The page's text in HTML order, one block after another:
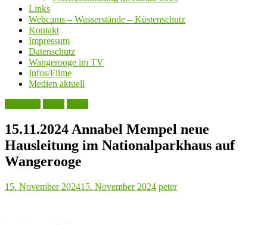
Links
Webcams – Wasserstände – Küstenschutz
Kontakt
Impressum
Datenschutz
Wangerooge im TV
Infos/Filme
Medien aktuell
15.11.2024 Annabel Mempel neue
Hausleitung im Nationalparkhaus auf
Wangerooge
15. November 202415. November 2024 peter